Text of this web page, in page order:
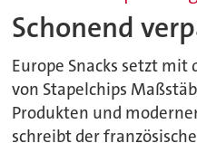
Schonend
Europe Snacks setzt
von Stapelchips
Produkten und
schreibt der